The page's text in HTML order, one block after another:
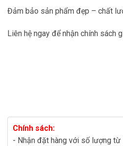
Đảm bảo sản phẩm đẹp – chất
Liên hệ ngay để nhận chính sách
Chính sách:
- Nhận đặt hàng với số lượng từ